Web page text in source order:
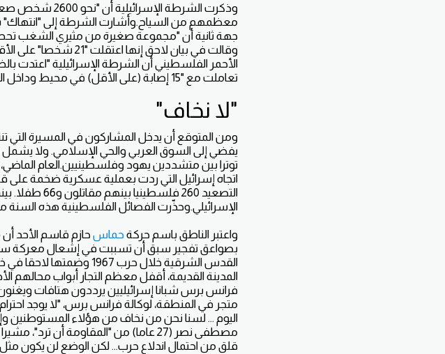
وذكرت الشرطة
معظمهم من السياح.وأشارت الشرطة إلى "انتهاك"
جهة ثانية أن "مجموعة صغيرة من مثيري الشغب
وقالت في بيان لاحق
الأحمر الفلسطيني أن الشرطة الإسرائيلية "اعتدت
تعاملت مع "15 إصابة (على الأقل) في محيط وداخل البلدة القديمة" نقل أربع منها إلى المستشفى.
"لا نخاف"
ومن المتوقع أن يدخل المشاركون في المسيرة التي
يفضي إلى السوق العربي والحي الإسلامي. ولا
توترا بين متشددين يهود وفلسطينيين.العام
الإسرائيلي.وحذّرت الفصائل الفلسطينية هذه السنة
واعتبر الناطق باسم حركةحماسحازم قاسم الأحد
بصواعق تفجير سبق أن تسببت في إشعال معركة سيف
القدس الشرقية خلال حرب
المدينة القديمة، أقفل معظم التجار أبواب
فرانس برس شبانا إسرائيليين يرددون هتافات
متجر في المنطقة، لوكالة فرانس برس، "لا يوجد
اليوم ... لسنا نحن من نخاف من هؤلاء المستوطنين
مصطفى نصر (27 عاما) من "المقاومة أن
قلق من احتمال اندلاع حرب... لكن الوضع لن يكون مثل